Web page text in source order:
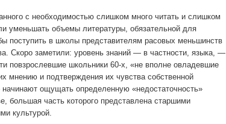
с необходимостью слишком много читать и слишком
уменьшать объемы литературы, обязательной для
поступить в школы представителям расовых меньшинств
Скоро заметили: уровень знаний — в частности, языка, —
повзрослевшие школьники 60-х, «не вполне овладевшие
мнению и подтверждения их чувства собственной
ощущать определенную «недостаточность»
большая часть которого представлена старшими
культурой.